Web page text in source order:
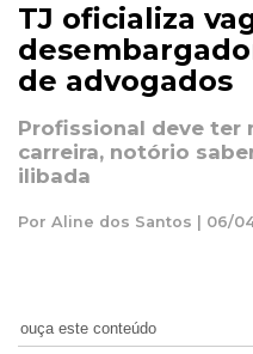
TJ oficializa
de advogados
Profissional deve ter
carreira, notório
ilibada
Por Aline dos Santos | 06/
ouça este conteúdo